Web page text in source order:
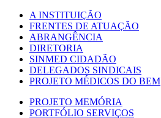
A INSTITUIÇÃO
FRENTES DE ATUAÇÃO
ABRANGÊNCIA
DIRETORIA
SINMED CIDADÃO
DELEGADOS SINDICAIS
PROJETO MÉDICOS DO BEM
PROJETO MEMÓRIA
PORTFÓLIO SERVIÇOS